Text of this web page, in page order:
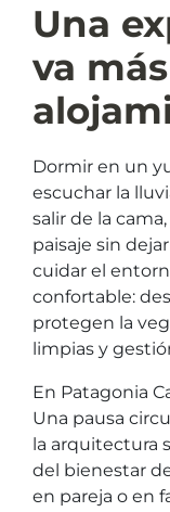
Una
va
Dormir en un
escuchar la
salir de la
paisaje sin
cuidar el
confortable:
protegen la
limpias y
En Patagonia
Una pausa
la arquitectura
del bienestar
en pareja o en